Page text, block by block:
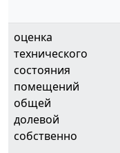
оценка
технического
состояния
помещений
общей
долевой
собственно